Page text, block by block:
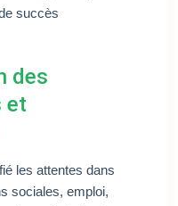
succès
des
et
les attentes dans
sociales, emploi,